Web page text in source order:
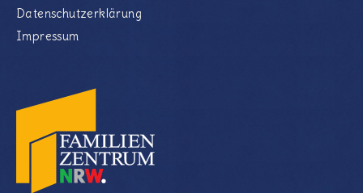
Datenschutzerklärung
Impressum